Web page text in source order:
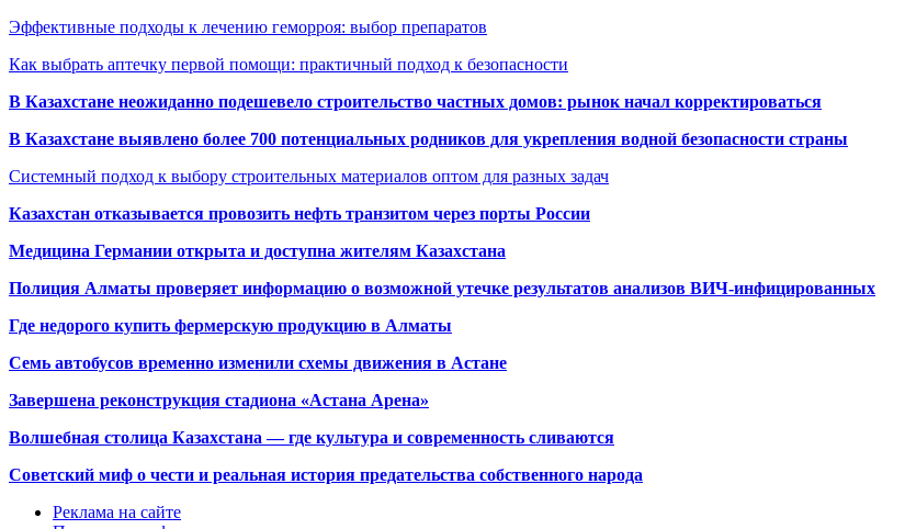
Эффективные подходы к лечению геморроя: выбор препаратов
Как выбрать аптечку первой помощи: практичный подход к безопасности
В Казахстане неожиданно подешевело строительство частных домов: рынок начал корректироваться
В Казахстане выявлено более 700 потенциальных родников для укрепления водной безопасности страны
Системный подход к выбору строительных материалов оптом для разных задач
Казахстан отказывается провозить нефть транзитом через порты России
Медицина Германии открыта и доступна жителям Казахстана
Полиция Алматы проверяет информацию о возможной утечке результатов анализов ВИЧ-инфицированных
Где недорого купить фермерскую продукцию в Алматы
Семь автобусов временно изменили схемы движения в Астане
Завершена реконструкция стадиона «Астана Арена»
Волшебная столица Казахстана — где культура и современность сливаются
Советский миф о чести и реальная история предательства собственного народа
Реклама на сайте